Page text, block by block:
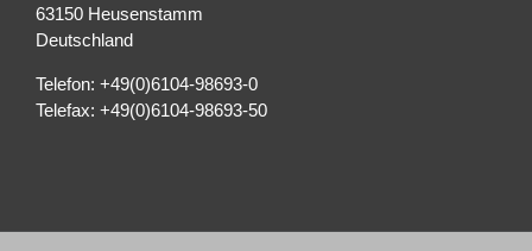
63150 Heusenstamm
Deutschland
Telefon: +49(0)6104-98693-0
Telefax: +49(0)6104-98693-50